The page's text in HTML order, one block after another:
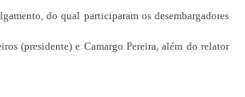
do qual participaram os desembargadores
(presidente) e Camargo Pereira, além do relator